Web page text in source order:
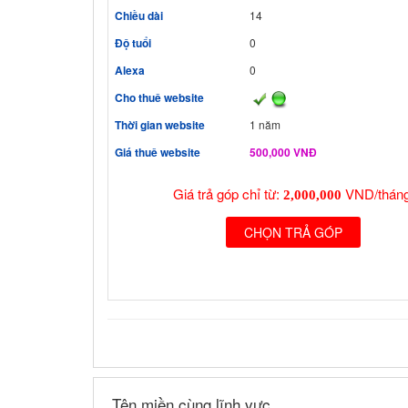
Chiều dài 14
Độ tuổi 0
Alexa 0
Cho thuê website
Thời gian website
1 năm
Giá thuê website 500,000 VNĐ
Giá trả góp chỉ từ: 2,000,000 VND/
CHỌN TRẢ GÓP